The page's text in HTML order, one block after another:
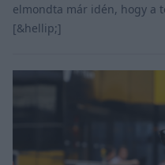
elmondta már idén, hogy a
[&hellip;]